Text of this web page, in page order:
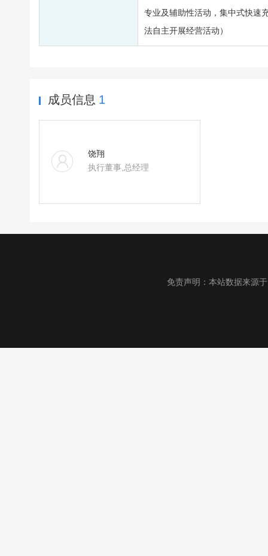
专业及辅助性活动，集中式快速
法自主开展经营活动）
成员信息 1
饶翔
执行董事,总经理
免责声明：本站数据来源